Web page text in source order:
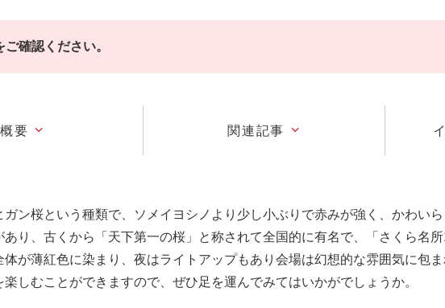
確認ください。
概要 関連記事
ガン桜という種類で、ソメイヨシノより少し小ぶりで赤みが強く、かわい
あり、古くから「天下第一の桜」と称されて全国的に有名で、「さくら名
が薄紅色に染まり、夜はライトアップもあり会場は幻想的な雰囲気に包ま
しむことができますので、ぜひ足を運んでみてはいかがでしょうか。